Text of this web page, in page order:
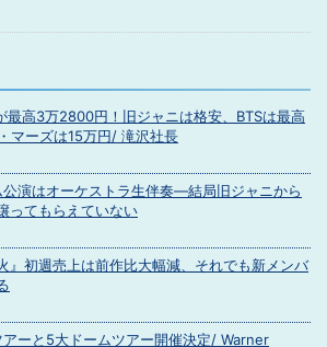
最高3万2800円！旧ジャニは格安、BTSは最高
マーズは15万円/ 滝沢社長
演はオーケストラ生伴奏―結局旧ジャニから
ってもらえていない
』初週売上は前作比大幅減、それでも新メンバ
ーと5大ドームツアー開催決定/ Warner